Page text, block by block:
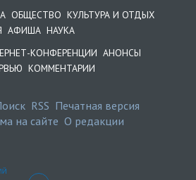
ОБЩЕСТВО КУЛЬТУРА И ОТДЫХ
АФИША НАУКА
КОНФЕРЕНЦИИ АНОНСЫ
КОММЕНТАРИИ
RSS Печатная версия
на сайте О редакции